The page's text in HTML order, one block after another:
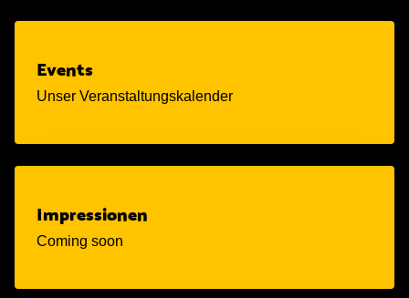
Events
Unser Veranstaltungskalender
Impressionen
Coming soon